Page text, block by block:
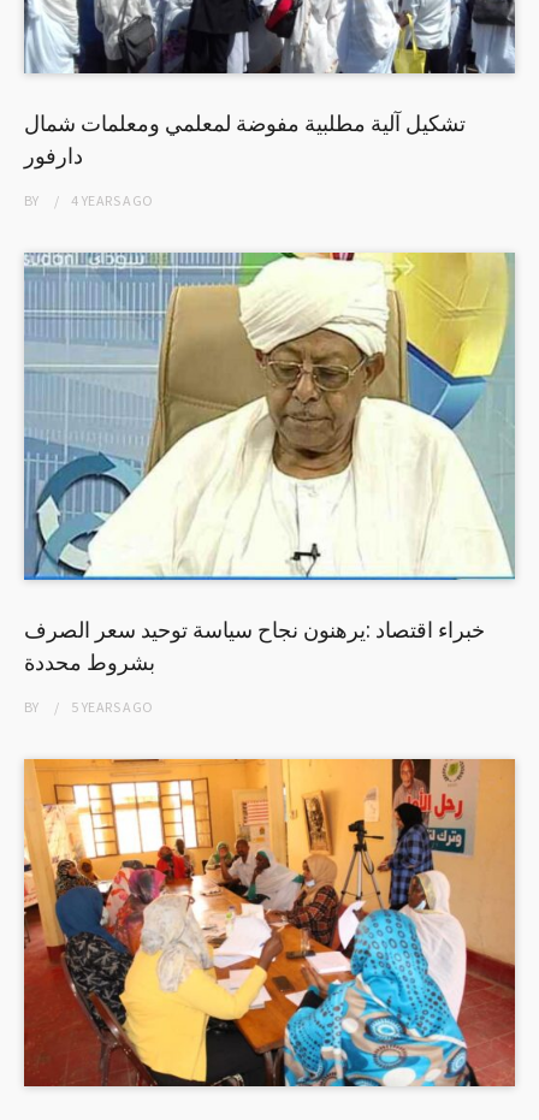
تشكيل آلية مطلبية مفوضة لمعلمي ومعلمات شمال
دارفور
BY 4 YEARSAGO
خبراء اقتصاد :يرهنون نجاح سياسة توحيد سعر الصرف
بشروط محددة
BY 5 YEARSAGO